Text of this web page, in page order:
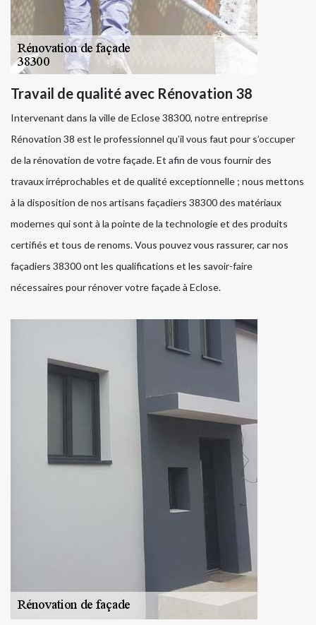
Travail de qualité avec Rénovation 38
Intervenant dans la ville de Eclose 38300, notre entreprise
Rénovation 38 est le professionnel qu’il vous faut pour s’occuper
de la rénovation de votre façade. Et afin de vous fournir des
travaux irréprochables et de qualité exceptionnelle ; nous mettons
à la disposition de nos artisans façadiers 38300 des matériaux
modernes qui sont à la pointe de la technologie et des produits
certifiés et tous de renoms. Vous pouvez vous rassurer, car nos
façadiers 38300 ont les qualifications et les savoir-faire
nécessaires pour rénover votre façade à Eclose.